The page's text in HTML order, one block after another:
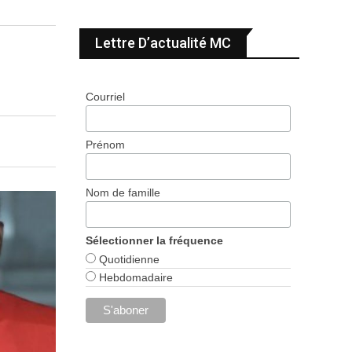
Lettre D’actualité MC
Courriel
Prénom
Nom de famille
Sélectionner la fréquence
Quotidienne
Hebdomadaire